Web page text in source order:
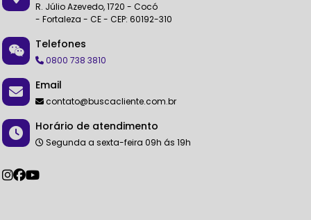
R. Júlio Azevedo, 1720 - Cocó
- Fortaleza - CE - CEP: 60192-310
Telefones
0800 738 3810
Email
contato@buscacliente.com.br
Horário de atendimento
Segunda a sexta-feira 09h ás 19h